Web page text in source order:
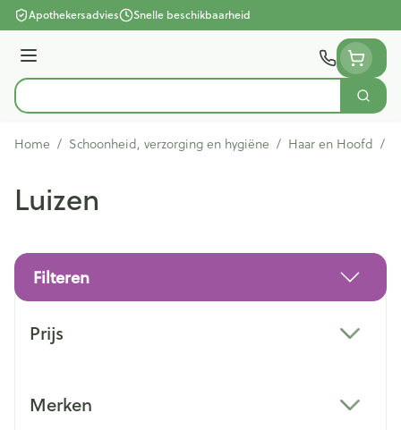
Ga naar de inhoud
Apothekersadvies Snelle beschikbaarheid
Menu
Product, merk, categorie... Zoek
Home / Schoonheid, verzorging en hygiëne / Haar en Hoofd /
Luizen
Filteren
Prijs
Merken